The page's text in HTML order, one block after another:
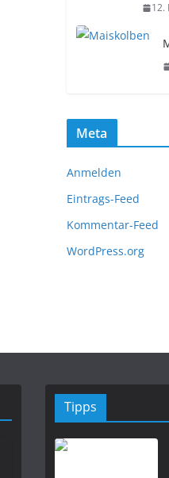
12.
Meta
Anmelden
Eintrags-Feed
Kommentar-Feed
WordPress.org
Tipps